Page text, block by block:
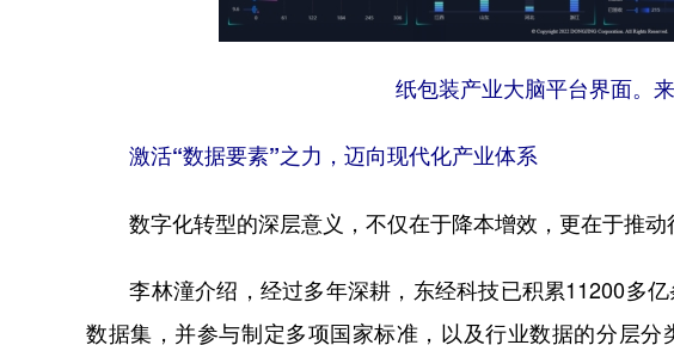
纸包装产业大脑平台界面。
激活“数据要素”之力，迈向现代化产业体系
数字化转型的深层意义，不仅在于降本增效，更在于推动行
李林潼介绍，经过多年深耕，东经科技已积累11200多亿
数据集，并参与制定多项国家标准，以及行业数据的分层